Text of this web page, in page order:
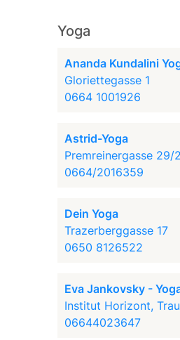
Yoga
Ananda Kundalini
Gloriettegasse 1
0664 1001926
Astrid-Yoga
Premreinergasse 29/
0664/2016359
Dein Yoga
Trazerberggasse 17
0650 8126522
Eva Jankovsky -
Institut Horizont,
06644023647